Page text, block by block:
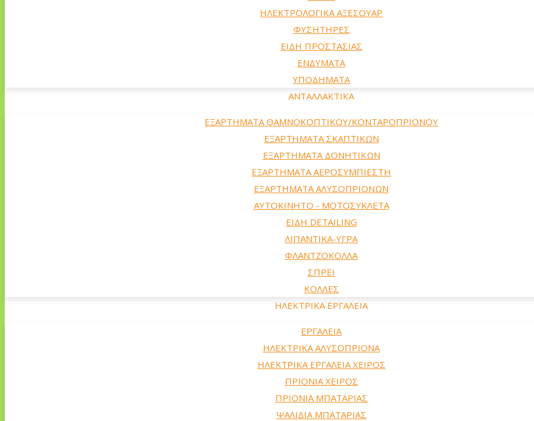
ΗΛΕΚΤΡΟΛΟΓΙΚΑ ΑΞΕΣΟΥΑΡ
ΦΥΣΗΤΗΡΕΣ
ΕΙΔΗ ΠΡΟΣΤΑΣΙΑΣ
ΕΝΔΥΜΑΤΑ
ΥΠΟΔΗΜΑΤΑ
ΑΝΤΑΛΛΑΚΤΙΚΑ
ΕΞΑΡΤΗΜΑΤΑ ΘΑΜΝΟΚΟΠΤΙΚΟΥ/ΚΟΝΤΑΡΟΠΡΙΟΝΟΥ
ΕΞΑΡΤΗΜΑΤΑ ΣΚΑΠΤΙΚΩΝ
ΕΞΑΡΤΗΜΑΤΑ ΔΟΝΗΤΙΚΩΝ
ΕΞΑΡΤΗΜΑΤΑ ΑΕΡΟΣΥΜΠΙΕΣΤΗ
ΕΞΑΡΤΗΜΑΤΑ ΑΛΥΣΟΠΡΙΟΝΩΝ
ΑΥΤΟΚΙΝΗΤΟ - ΜΟΤΟΣΥΚΛΕΤΑ
ΕΙΔΗ DETAILING
ΛΙΠΑΝΤΙΚΑ-ΥΓΡΑ
ΦΛΑΝΤΖΟΚΟΛΛΑ
ΣΠΡΕΙ
ΚΟΛΛΕΣ
ΗΛΕΚΤΡΙΚΑ ΕΡΓΑΛΕΙΑ
ΕΡΓΑΛΕΙΑ
ΗΛΕΚΤΡΙΚΑ ΑΛΥΣΟΠΡΙΟΝΑ
ΗΛΕΚΤΡΙΚΑ ΕΡΓΑΛΕΙΑ ΧΕΙΡΟΣ
ΠΡΙΟΝΙΑ ΧΕΙΡΟΣ
ΠΡΙΟΝΙΑ ΜΠΑΤΑΡΙΑΣ
ΨΑΛΙΔΙΑ ΜΠΑΤΑΡΙΑΣ